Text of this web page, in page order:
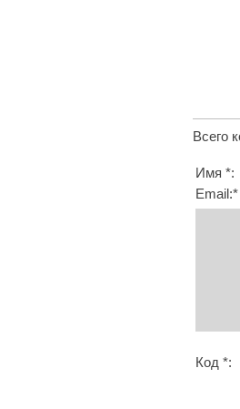
Всего
Имя *:
Email:*
Код *: